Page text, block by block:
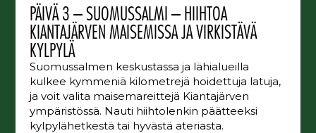
PÄIVÄ 3 – SUOMUSSALMI – HIIHTOA
KIANTAJÄRVEN MAISEMISSA JA VIRKISTÄVÄ
KYLPYLÄ
Suomussalmen keskustassa ja lähialueilla
kulkee kymmeniä kilometrejä hoidettuja latuja,
ja voit valita maisemareittejä Kiantajärven
ympäristössä. Nauti hiihtolenkin päätteeksi
kylpylähetkestä tai hyvästä ateriasta.